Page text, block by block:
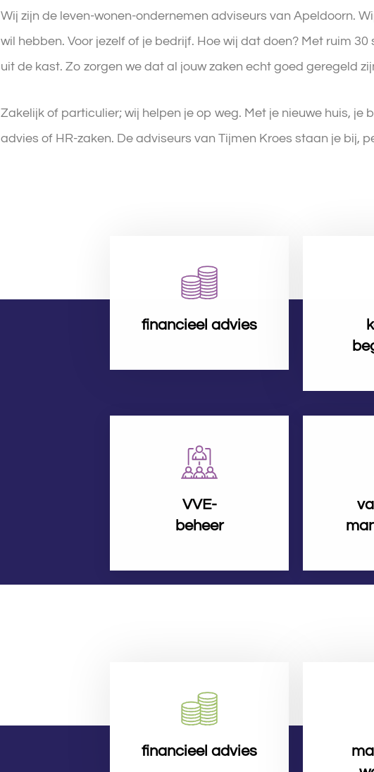
Wij zijn de leven-wonen-ondernemen adviseurs van Apeldoorn.
wil hebben. Voor jezelf of je bedrijf. Hoe wij dat doen? Met ruim
uit de kast. Zo zorgen we dat al jouw zaken echt goed geregeld
Zakelijk of particulier; wij helpen je op weg. Met je nieuwe huis,
advies of HR-zaken. De adviseurs van Tijmen Kroes staan je bij,
financieel advies
VVE-
beheer
financieel advies